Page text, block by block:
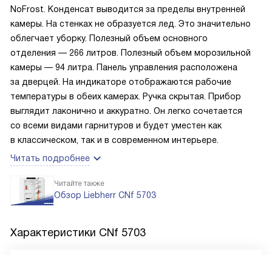
NoFrost. Конденсат выводится за пределы внутренней
камеры. На стенках не образуется лед. Это значительно
облегчает уборку. Полезный объем основного
отделения — 266 литров. Полезный объем морозильной
камеры — 94 литра. Панель управления расположена
за дверцей. На индикаторе отображаются рабочие
температуры в обеих камерах. Ручка скрытая. Прибор
выглядит лаконично и аккуратно. Он легко сочетается
со всеми видами гарнитуров и будет уместен как
в классическом, так и в современном интерьере.
Читать подробнее
Читайте также
Обзор Liebherr CNf 5703
Характеристики CNf 5703